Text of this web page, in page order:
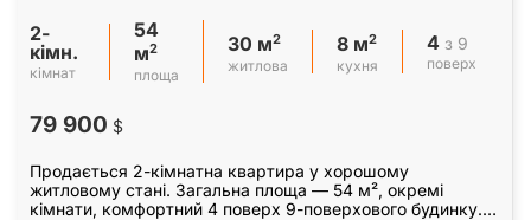
2-
кімн.
кімнат
54
м2
площа
30 м2
житлова
8 м2
кухня
4 з 9
поверх
79 900 $
Продається 2-кімнатна квартира у хорошому
житловому стані. Загальна площа — 54 м², окремі
кімнати, комфортний 4 поверх 9-поверхового будинку.